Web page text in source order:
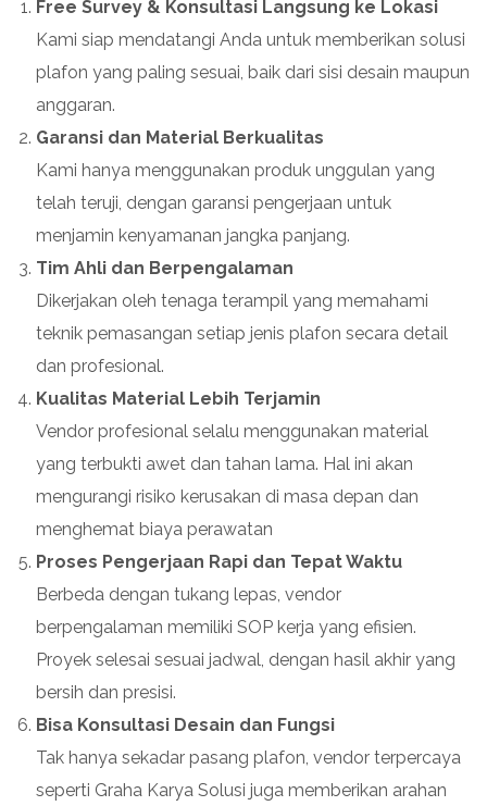
Free Survey & Konsultasi Langsung ke Lokasi
Kami siap mendatangi Anda untuk memberikan solusi
plafon yang paling sesuai, baik dari sisi desain maupun
anggaran.
Garansi dan Material Berkualitas
Kami hanya menggunakan produk unggulan yang
telah teruji, dengan garansi pengerjaan untuk
menjamin kenyamanan jangka panjang.
Tim Ahli dan Berpengalaman
Dikerjakan oleh tenaga terampil yang memahami
teknik pemasangan setiap jenis plafon secara detail
dan profesional.
Kualitas Material Lebih Terjamin
Vendor profesional selalu menggunakan material
yang terbukti awet dan tahan lama. Hal ini akan
mengurangi risiko kerusakan di masa depan dan
menghemat biaya perawatan
Proses Pengerjaan Rapi dan Tepat Waktu
Berbeda dengan tukang lepas, vendor
berpengalaman memiliki SOP kerja yang efisien.
Proyek selesai sesuai jadwal, dengan hasil akhir yang
bersih dan presisi.
Bisa Konsultasi Desain dan Fungsi
Tak hanya sekadar pasang plafon, vendor terpercaya
seperti Graha Karya Solusi juga memberikan arahan